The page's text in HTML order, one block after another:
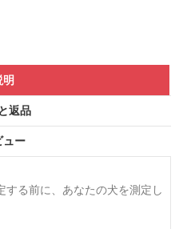
明
返品
ュー
する前に、あなたの犬を測定し